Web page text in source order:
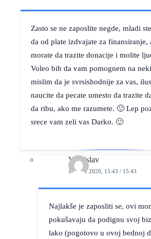
Zasto se ne zaposlite negde, mladi
da od plate izdvajate za finansiranje,
morate da trazite donacije i molite
Voleo bih da vam pomognem na
mislim da je svrsishodnije za vas,
naucite da pecate umesto da trazite
da ribu, ako me razumete. 🙂 Lep
srece vam zeli vas Darko. 🙂
Vladislav
11. JUL 2020, 15:43 / 15:43
Najlakše je zaposliti se, ovi
pokušavaju da podignu svoj
lako (pogotovo u ovoj bednoj